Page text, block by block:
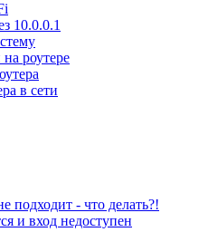
10.0.0.1
роутере
в сети
подходит - что делать?!
и вход недоступен